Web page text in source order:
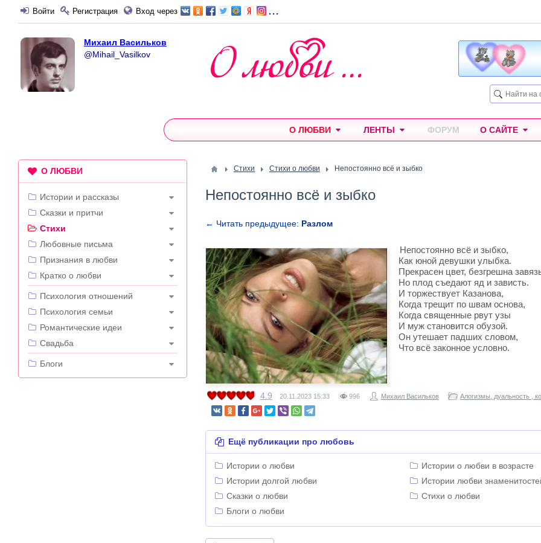
Войти Регистрация Вход через ...
Михаил Васильков
@Mihail_Vasilkov
О ЛЮБВИ ЛЕНТЫ ФОРУМ О САЙТЕ
Стихи Стихи о любви Непостоянно всё и зыбко
Непостоянно всё и зыбко
← Читать предыдущее: Разлом
Непостоянно всё и зыбко,
Как юной девушки улыбка.
Прекрасен цвет, безгрешна
Но плод съедают яд и зависть.
И торжествует Казанова,
Когда трещит по швам основа,
Когда священные рвут узы
И муж становится обузой.
Он утешает падших словом,
Что всё законное условно.
4.9 20.11.2023 15:33 996 Михаил Васильков Алогизмы, дуальность ,
Ещё публикации про любовь
Истории о любви
Истории о любви в возрасте
Истории долгой любви
Истории любви
Сказки о любви
Стихи о любви
Блоги о любви
О ЛЮБВИ
Истории и рассказы
Сказки и притчи
Стихи
Любовные письма
Признания в любви
Кратко о любви
---
Психология отношений
Психология семьи
Романтические идеи
Свадьба
---
Блоги